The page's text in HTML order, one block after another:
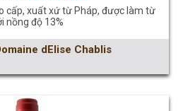
cấp, xuất xứ từ Pháp, được làm từ
nồng độ 13%
dElise Chablis